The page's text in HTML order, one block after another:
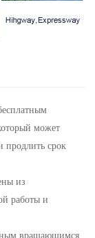
может
продлить срок
из
работы и